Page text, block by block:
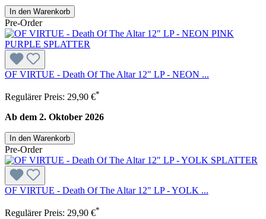
In den Warenkorb
Pre-Order
OF VIRTUE - Death Of The Altar 12" LP - NEON ...
Regulärer Preis: 29,90 €*
Ab dem 2. Oktober 2026
In den Warenkorb
Pre-Order
OF VIRTUE - Death Of The Altar 12" LP - YOLK ...
Regulärer Preis: 29,90 €*